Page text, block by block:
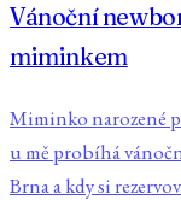
Vánoční
miminkem
Miminko narozené
u mě probíhá
Brna a kdy si